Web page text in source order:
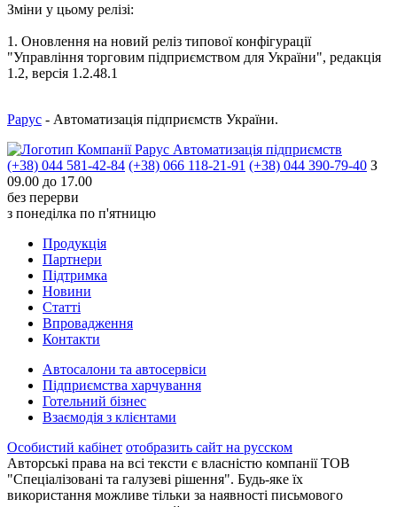
Зміни у цьому релізі:
1. Оновлення на новий реліз типової конфігурації
"Управління торговим підприємством для України", редакція
1.2, версія 1.2.48.1
Рарус - Автоматизація підприємств України.
Автоматизація підприємств
(+38) 044 581-42-84 (+38) 066 118-21-91 (+38) 044 390-79-40 З
09.00 до 17.00
без перерви
з понеділка по п'ятницю
Продукцiя
Партнери
Пiдтримка
Новини
Статті
Впровадження
Контакти
Автосалони та автосервіси
Підприємства харчування
Готельний бізнес
Взаємодія з клієнтами
Особистий кабінет отобразить сайт на русском
Авторські права на всі тексти є власністю компанії ТОВ
"Спеціалізовані та галузеві рішення". Будь-яке їх
використання можливе тільки за наявності письмового